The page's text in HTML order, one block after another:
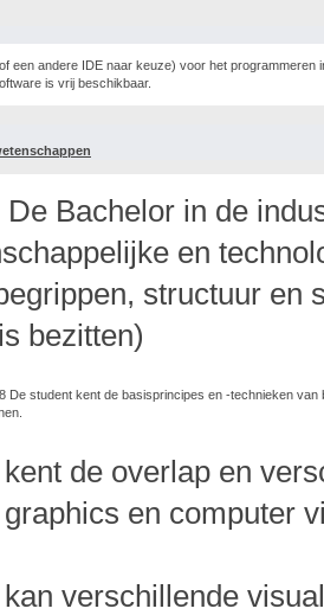
een andere IDE naar keuze) voor het programmeren
is vrij beschikbaar.
De Bachelor in de
en
structuur en
bezitten)
De student kent de basisprincipes en -technieken
kent de overlap en
graphics en computer
kan verschillende